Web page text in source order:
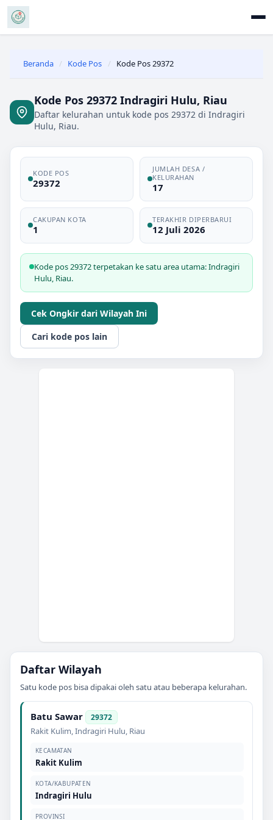
Beranda / Kode Pos / Kode Pos 29372
Kode Pos 29372 Indragiri Hulu, Riau
Daftar kelurahan untuk kode pos 29372 di Indragiri
Hulu, Riau.
KODE POS
29372
JUMLAH DESA /
KELURAHAN
17
CAKUPAN KOTA
1
TERAKHIR DIPERBARUI
12 Juli 2026
Kode pos 29372 terpetakan ke satu area utama: Indragiri
Hulu, Riau.
Cek Ongkir dari Wilayah Ini
Cari kode pos lain
Daftar Wilayah
Satu kode pos bisa dipakai oleh satu atau beberapa kelurahan.
Batu Sawar 29372
Rakit Kulim,Indragiri Hulu, Riau
KECAMATAN
Rakit Kulim
KOTA/KABUPATEN
Indragiri Hulu
PROVINSI